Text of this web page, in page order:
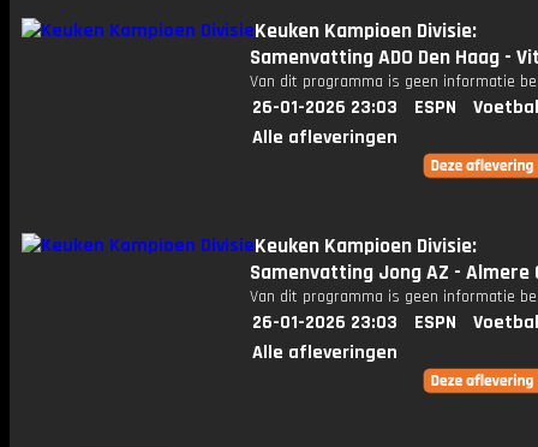
Keuken Kampioen Divisie:
Samenvatting ADO Den Haag -
Van dit programma is geen informatie
26-01-2026 23:03 ESPN
Alle afleveringen
Keuken Kampioen Divisie:
Samenvatting Jong AZ - Almere
Van dit programma is geen informatie
26-01-2026 23:03 ESPN
Alle afleveringen